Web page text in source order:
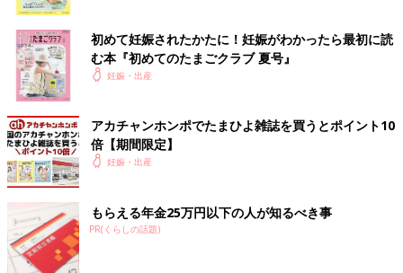
初めて妊娠されたかたに！妊娠がわかったら最初に読
む本『初めてのたまごクラブ 夏号』
妊娠・出産
アカチャンホンポでたまひよ雑誌を買うとポイント10
倍【期間限定】
妊娠・出産
もらえる年金25万円以下の人が知るべき事
PR(くらしの話題)